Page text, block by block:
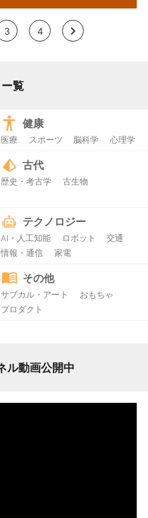
3 4 >
覧
健康
医療 スポーツ 脳科学 心理学
古代
歴史・考古学 古生物
テクノロジー
AI・人工知能 ロボット
交通
情報・通信
家電
その他
サブカル・アート
おもちゃ
プロダクト
ル動画公開中